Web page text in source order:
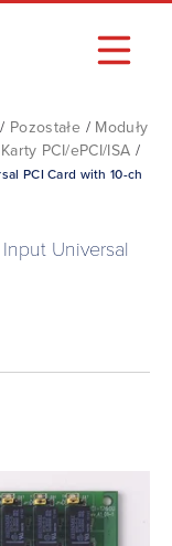
/ Pozostałe / Moduły
Karty PCI/ePCI/ISA /
PCI Card with 10-ch
Universal